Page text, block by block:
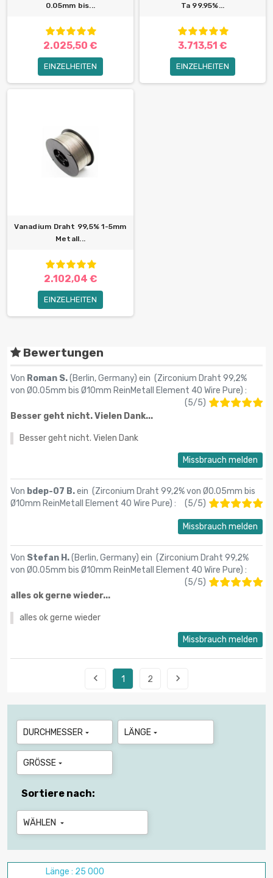
0.05mm bis...
2.025,50 €
EINZELHEITEN
Ta 99.95%...
3.713,51 €
EINZELHEITEN
Vanadium Draht 99,5% 1-5mm
Metall...
2.102,04 €
EINZELHEITEN
Bewertungen
Von Roman S.(Berlin, Germany) ein (Zirconium Draht 99,2%
von Ø0.05mm bis Ø10mm ReinMetall Element 40 Wire Pure) :
(5/5)
Besser geht nicht. Vielen Dank...
Besser geht nicht. Vielen Dank
Missbrauch melden
Von bdep-07 B.ein (Zirconium Draht 99,2% von Ø0.05mm bis
Ø10mm ReinMetall Element 40 Wire Pure) : (5/5)
Missbrauch melden
Von Stefan H.(Berlin, Germany) ein (Zirconium Draht 99,2%
von Ø0.05mm bis Ø10mm ReinMetall Element 40 Wire Pure) :
(5/5)
alles ok gerne wieder...
alles ok gerne wieder
Missbrauch melden
 1 2 
DURCHMESSER  LÄNGE 
GRÖSSE 
Sortiere nach:
WÄHLEN 
Länge : 25 000